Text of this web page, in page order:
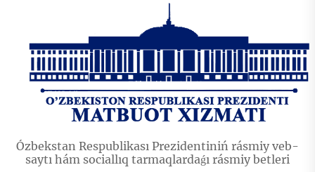
Ózbekstan Respublikası Prezidentiniń rásmiy veb-
saytı hám sociallıq tarmaqlardaǵı rásmiy betleri